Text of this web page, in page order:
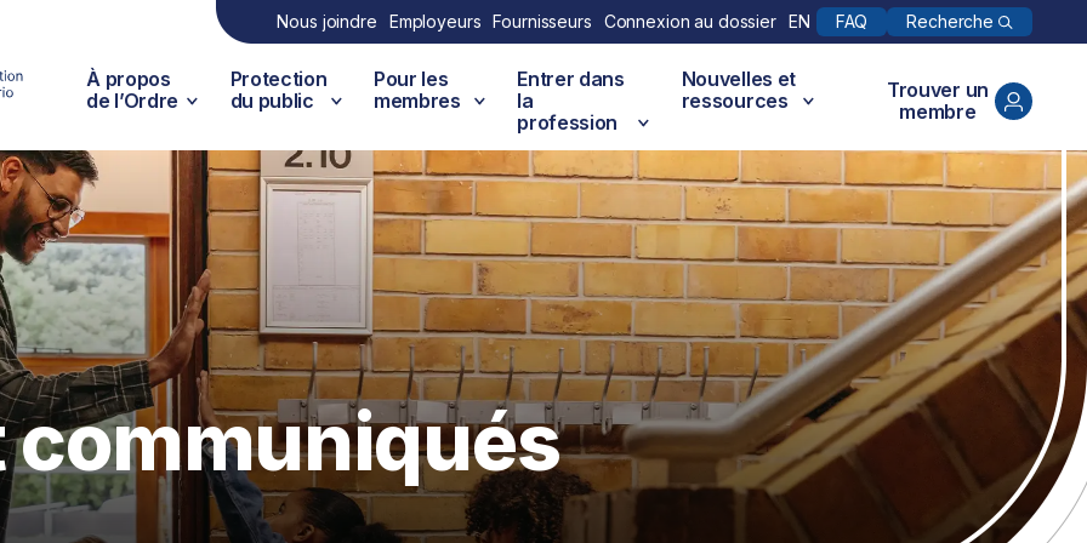
Nous joindre Employeurs Fournisseurs Connexion au dossier EN FAQ Recherche
À propos
de l’Ordre
Protection
du public
Pour les
membres
Entrer dans
la
profession
Nouvelles et
ressources
Trouver un
membre
communiqués